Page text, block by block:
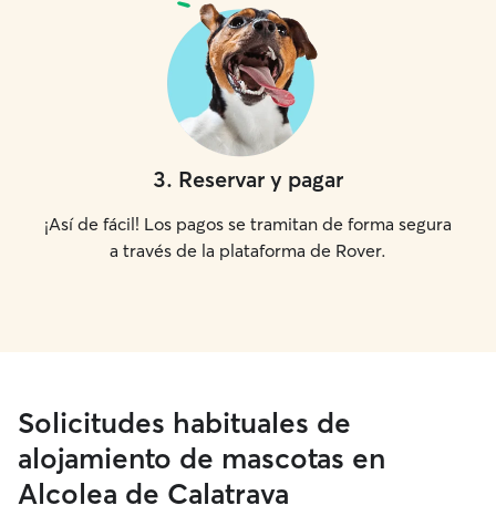
3. Reservar y pagar
¡Así de fácil! Los pagos se tramitan de forma segura
a través de la plataforma de Rover.
Solicitudes habituales de
alojamiento de mascotas en
Alcolea de Calatrava